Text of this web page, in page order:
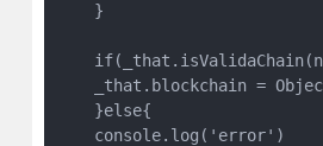
    }
_that.blockchain =
    }else{
    console.log('error')